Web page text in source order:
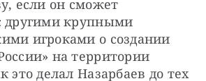
если он сможет
другими крупными
игроками о создании
на территории
это делал Назарбаев до тех